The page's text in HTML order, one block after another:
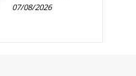
07/08/2026